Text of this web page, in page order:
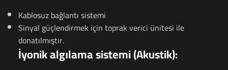
Kablosuz bağlantı sistemi
Sinyal güçlendirmek için toprak verici ünitesi ile
donatılmıştır.
İyonik algılama sistemi (Akustik):